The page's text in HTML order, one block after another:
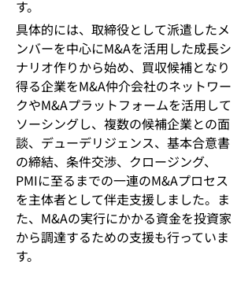
す。
具体的には、取締役として派遣したメ
ンバーを中心にM&Aを活用した成長シ
ナリオ作りから始め、買収候補となり
得る企業をM&A仲介会社のネットワー
クやM&Aプラットフォームを活用して
ソーシングし、複数の候補企業との面
談、デューデリジェンス、基本合意書
の締結、条件交渉、クロージング、
PMIに至るまでの一連のM&Aプロセス
を主体者として伴走支援しました。ま
た、 M&Aの実行にかかる資金を投資家
から調達するための支援も行っていま
す。